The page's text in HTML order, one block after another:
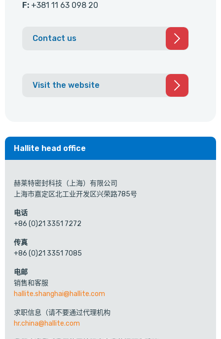
F: +381 11 63 098 20
Contact us
Visit the website
Hallite head office
赫莱特密封科技（上海）有限公司
上海市嘉定区北工业开发区兴荣路785号
电话
+86 (0)21 3351 7272
传真
+86 (0)21 3351 7085
电邮
销售和客服
hallite.shanghai@hallite.com
求职信息（请不要通过代理机构
hr.china@hallite.com